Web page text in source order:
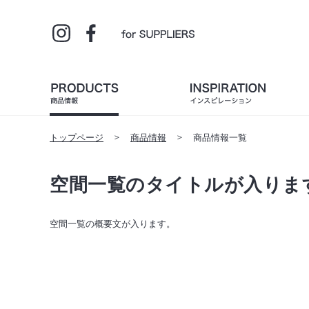
トップページ 商品情報 商品情報一覧
空間一覧のタイトルが入りま
空間一覧の概要文が入ります。